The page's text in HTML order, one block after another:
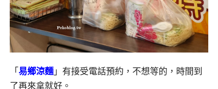
「 易鄉涼麵」有接受電話預約，不想等的，時間到
了再來拿就好。